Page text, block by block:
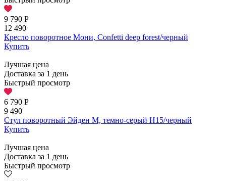
9 790 Р
12 490
Кресло поворотное Мони, Confetti deep forest/черный
Купить
Лучшая цена
Доставка за 1 день
Быстрый просмотр
6 790 Р
9 490
Стул поворотный Эйден М, темно-серый H15/черный
Купить
Лучшая цена
Доставка за 1 день
Быстрый просмотр